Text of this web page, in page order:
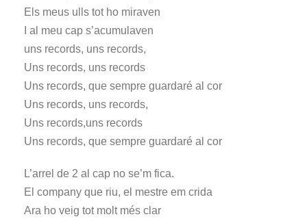
Els meus ulls tot ho miraven
I al meu cap s’acumulaven
uns records, uns records,
Uns records, uns records
Uns records, que sempre guardaré al cor
Uns records, uns records,
Uns records,uns records
Uns records, que sempre guardaré al cor
L’arrel de 2 al cap no se’m fica.
El company que riu, el mestre em crida
Ara ho veig tot molt més clar